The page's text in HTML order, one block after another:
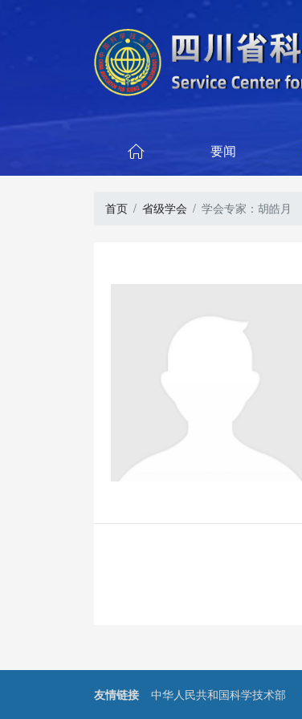
 要闻
首页 省级学会 学会专家：胡皓月
友情链接 中华人民共和国科学技术部